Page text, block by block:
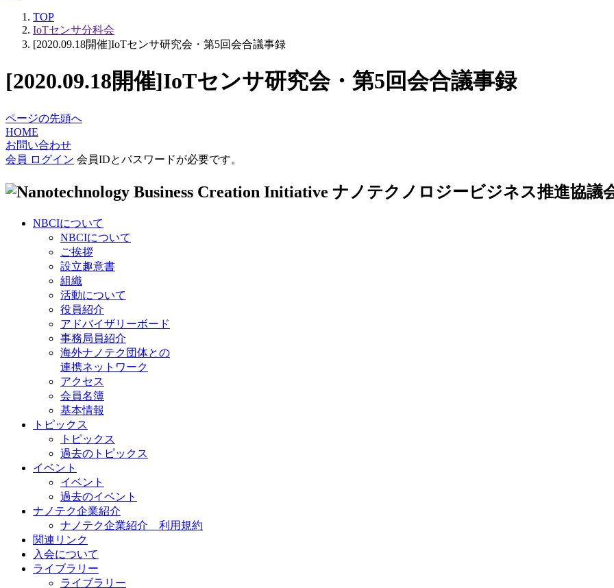
TOP
IoTセンサ分科会
[2020.09.18開催]IoTセンサ研究会・第5回会合議事録
[2020.09.18開催]IoTセンサ研究会・第5回会合議事録
ページの先頭へ
HOME
お問い合わせ
会員 ログイン 会員IDとパスワードが必要です。
ナノテクノロジービジネス推進協議
NBCIについて
NBCIについて
ご挨拶
設立趣意書
組織
活動について
役員紹介
アドバイザリーボード
事務局員紹介
海外ナノテク団体との
連携ネットワーク
アクセス
会員名簿
基本情報
トピックス
トピックス
過去のトピックス
イベント
イベント
過去のイベント
ナノテク企業紹介
ナノテク企業紹介 利用規約
関連リンク
入会について
ライブラリー
ライブラリー